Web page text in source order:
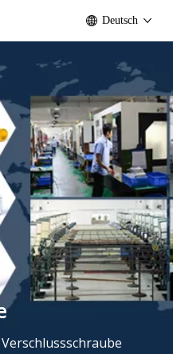
Deutsch
Verschlussschraube